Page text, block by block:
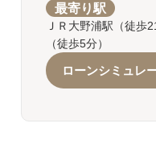
最寄り駅
ＪＲ大野浦駅（徒
（徒歩5分）
ローンシミュレ